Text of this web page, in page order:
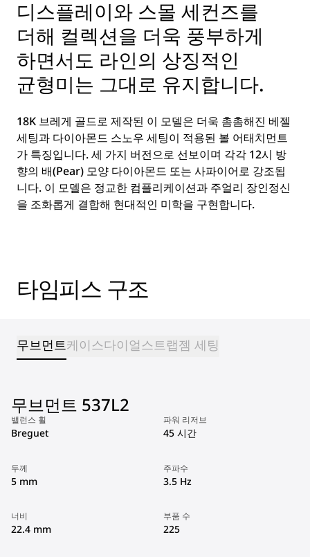
디스플레이와 스몰 세컨즈를
더해 컬렉션을 더욱 풍부하게
하면서도 라인의 상징적인
균형미는 그대로 유지합니다.
18K 브레게 골드로 제작된 이 모델은 더욱 촘촘해진 베젤
세팅과 다이아몬드 스노우 세팅이 적용된 볼 어태치먼트
가 특징입니다. 세 가지 버전으로 선보이며 각각 12시 방
향의 배(Pear) 모양 다이아몬드 또는 사파이어로 강조됩
니다. 이 모델은 정교한 컴플리케이션과 주얼리 장인정신
을 조화롭게 결합해 현대적인 미학을 구현합니다.
타임피스 구조
무브먼트케이스다이얼스트랩젬 세팅
무브먼트 537L2
밸런스 휠
Breguet
파워 리저브
45 시간
두께
5 mm
주파수
3.5 Hz
너비
22.4 mm
부품 수
225